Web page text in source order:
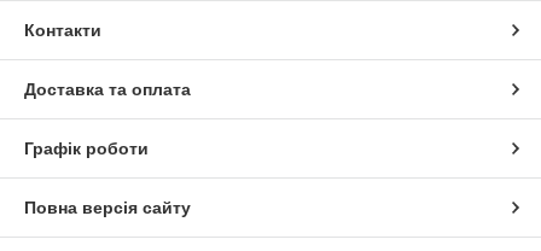
Контакти
Доставка та оплата
Графік роботи
Повна версія сайту